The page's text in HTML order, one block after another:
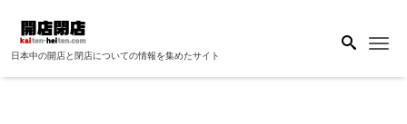
日本中の開店と閉店についての情報を集めたサイト